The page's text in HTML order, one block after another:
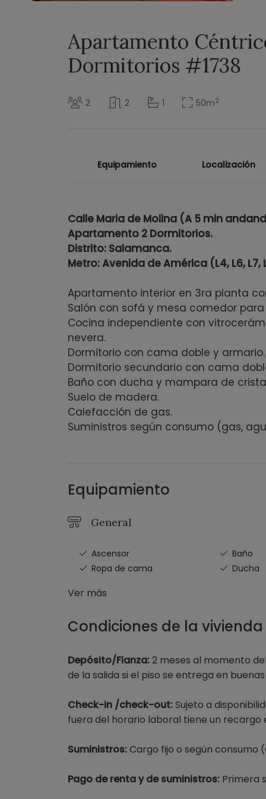
Apartamento
Dormitorios #1738
2 2 1 50m2
Equipamiento Localización
Calle Maria de Molina (A 5 min
Apartamento 2 Dormitorios.
Distrito: Salamanca.
Metro: Avenida de América (L4, L6,
Apartamento interior en 3ra planta
Salón con sofá y mesa comedor
Cocina independiente con
nevera.
Dormitorio con cama doble y armario.
Dormitorio secundario con cama
Baño con ducha y mampara de
Suelo de madera.
Calefacción de gas.
Suministros según consumo (gas,
Equipamiento
General
Ascensor
Ropa de cama
Baño
Ducha
Ver más
Condiciones de la vivienda
Depósito/Fianza:2 meses al momento
de la salida si el piso se entrega en
Check-in /check-out:Sujeto a
fuera del horario laboral tiene un
Suministros:Cargo fijo o según consumo
Pago de renta y de suministros: Primera